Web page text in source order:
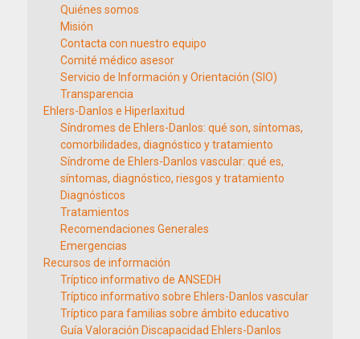
Quiénes somos
Misión
Contacta con nuestro equipo
Comité médico asesor
Servicio de Información y Orientación (SIO)
Transparencia
Ehlers-Danlos e Hiperlaxitud
Síndromes de Ehlers-Danlos: qué son, síntomas,
comorbilidades, diagnóstico y tratamiento
Síndrome de Ehlers-Danlos vascular: qué es,
síntomas, diagnóstico, riesgos y tratamiento
Diagnósticos
Tratamientos
Recomendaciones Generales
Emergencias
Recursos de información
Tríptico informativo de ANSEDH
Tríptico informativo sobre Ehlers-Danlos vascular
Tríptico para familias sobre ámbito educativo
Guía Valoración Discapacidad Ehlers-Danlos